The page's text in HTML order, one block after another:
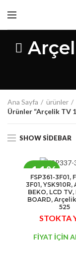
Ana Sayfa
ürünler
Ürünler “Arçelik TV
SHOW SIDEBAR
-11%
STOK
YOK
FSP361-3F01,
3F01, YSK910R,
BEKO, LCD TV,
BOARD,
525
FİYAT İÇİN
STOKTA